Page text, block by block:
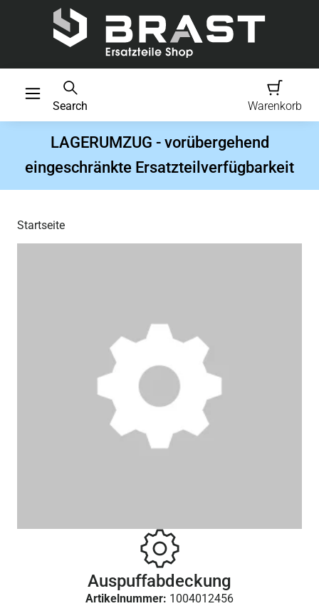
Search Warenkorb
LAGERUMZUG - vorübergehend
eingeschränkte Ersatzteilverfügbarkeit
Startseite
Auspuffabdeckung
Artikelnummer: 1004012456